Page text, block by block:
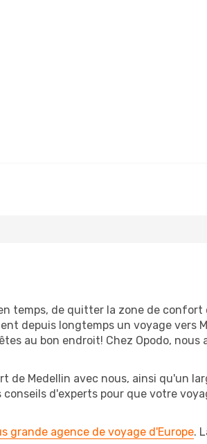
temps, de quitter la zone de confort
depuis longtemps un voyage vers
au bon endroit! Chez Opodo, nous
de Medellin avec nous, ainsi qu'un
d'experts pour que votre
grande agence de voyage d'Europe.